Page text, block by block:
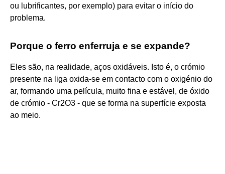
ou lubrificantes, por exemplo) para evitar o início do
problema.
Porque o ferro enferruja e se expande?
Eles são, na realidade, aços oxidáveis. Isto é, o crómio
presente na liga oxida-se em contacto com o oxigénio do
ar, formando uma película, muito fina e estável, de óxido
de crómio - Cr2O3 - que se forma na superfície exposta
ao meio.